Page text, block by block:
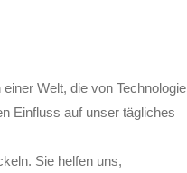
Welt, die von Technologie
Einfluss auf unser tägliches
Sie helfen uns,